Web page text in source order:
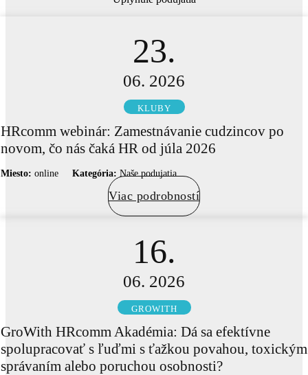
23.
06. 2026
KLUBY
HRcomm webinár: Zamestnávanie cudzincov po
novom, čo nás čaká HR od júla 2026
Miesto: online Kategória: Naše podujatia
Viac podrobností
16.
06. 2026
GROWITH
GroWith HRcomm Akadémia: Dá sa efektívne
spolupracovať s ľuďmi s ťažkou povahou, toxickým
správaním alebo poruchou osobnosti?